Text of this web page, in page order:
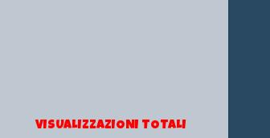
VISUALIZZAZIONI TOTALI